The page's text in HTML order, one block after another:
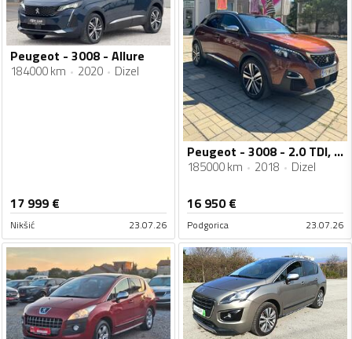
Peugeot - 3008 - Allure
184000 km 2020 Dizel
17 999 €
Nikšić 23.07.26
Peugeot - 3008 - 2.0 TDI, GT line
185000 km 2018 Dizel
16 950€
Podgorica 23.07.26